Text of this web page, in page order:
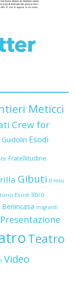
Meticci
Crew for
Guidolin Esodi
Fratellitudine
Gibuti Il mio
Esodi libro
migranti
Presentazione
Teatro
Video